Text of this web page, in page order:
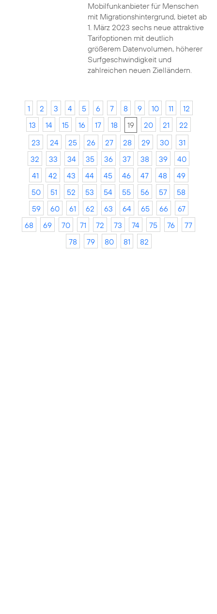
Mobilfunkanbieter für Menschen
mit Migrationshintergrund, bietet ab
1. März 2023 sechs neue attraktive
Tarifoptionen mit deutlich
größerem Datenvolumen, höherer
Surfgeschwindigkeit und
zahlreichen neuen Zielländern.
1 2 3 4 5 6 7 8 9 10 11
12
13
14 15 16 17 18 19 20 21
22
23
24 25 26 27 28 29 30
31
32
33 34 35 36 37 38 39
40
41
42 43 44 45 46 47 48
49
50
51 52 53 54 55 56 57
58
59
60 61 62 63 64 65 66
67
68
69 70 71 72 73 74 75 76
77
78
79 80 81 82